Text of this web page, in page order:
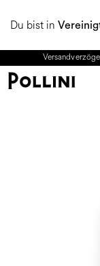
Du bist in
2026 KOLLEKTION.